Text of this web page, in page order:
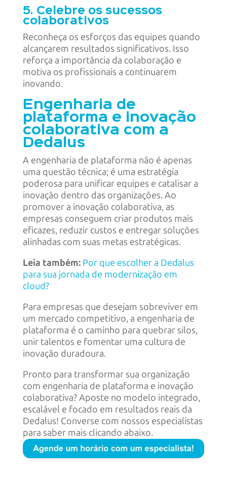
5. Celebre os sucessos
colaborativos
Reconheça os esforços das equipes quando
alcançarem resultados significativos. Isso
reforça a importância da colaboração e
motiva os profissionais a continuarem
inovando.
Engenharia de
plataforma e inovação
colaborativa com a
Dedalus
A engenharia de plataforma não é apenas
uma questão técnica; é uma estratégia
poderosa para unificar equipes e catalisar a
inovação dentro das organizações. Ao
promover a inovação colaborativa, as
empresas conseguem criar produtos mais
eficazes, reduzir custos e entregar soluções
alinhadas com suas metas estratégicas.
Leia também: Por que escolher a Dedalus
para sua jornada de modernização em
cloud?
Para empresas que desejam sobreviver em
um mercado competitivo, a engenharia de
plataforma é o caminho para quebrar silos,
unir talentos e fomentar uma cultura de
inovação duradoura.
Pronto para transformar sua organização
com engenharia de plataforma e inovação
colaborativa? Aposte no modelo integrado,
escalável e focado em resultados reais da
Dedalus! Converse com nossos especialistas
para saber mais clicando abaixo.